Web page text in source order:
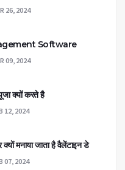
26, 2024
Software
09, 2024
क्यों करते है
12, 2024
मनाया जाता है वैलेंटाइन डे
07, 2024